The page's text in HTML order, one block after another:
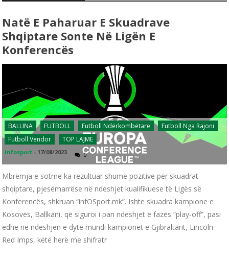
Natë E Paharuar E Skuadrave
Shqiptare Sonte Në Ligën E
Konferencës
BALLINA FUTBOLL Futboll Ndërkombëtarë
Futboll Nga Rajoni
Futboll Vendor
TOP LAJME
infosport - 17/08/2023 0
Mbrëmja e sotme ka rezultuar shumë pozitive për skuadrat
shqiptare, pjesëmarrëse në ndeshjet kualifikuese të Ligës së
Konferencës, shkruan “infOSport.mk”. Ishte skuadra kampione e
Kosovës, Ballkani, që siguroi i pari ndeshjet e fazës “play-off”, pasi
edhe në ndeshjen e dytë mundi kampionët e Gjibraltarit, Lincoln
Red Imps, këtë herë me shifratr